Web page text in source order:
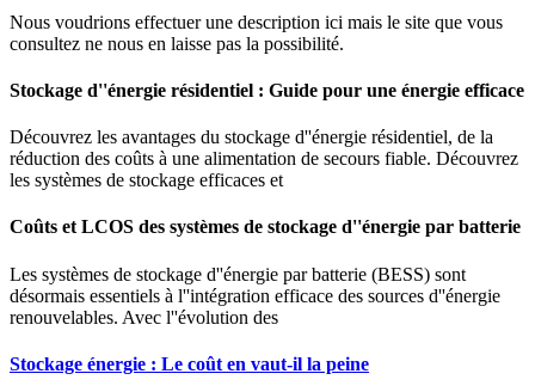
Nous voudrions effectuer une description ici mais le site que vous
consultez ne nous en laisse pas la possibilité.
Stockage d''énergie résidentiel : Guide pour une énergie efficace
Découvrez les avantages du stockage d''énergie résidentiel, de la
réduction des coûts à une alimentation de secours fiable. Découvrez
les systèmes de stockage efficaces et
Coûts et LCOS des systèmes de stockage d''énergie par batterie
Les systèmes de stockage d''énergie par batterie (BESS) sont
désormais essentiels à l''intégration efficace des sources d''énergie
renouvelables. Avec l''évolution des
Stockage énergie : Le coût en vaut-il la peine